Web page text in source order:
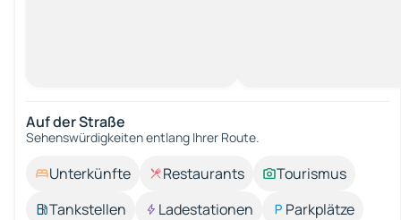
Auf der Straße
Sehenswürdigkeiten entlang Ihrer Route.
Unterkünfte Restaurants
Tourismus
Tankstellen
Ladestationen
Parkplätze